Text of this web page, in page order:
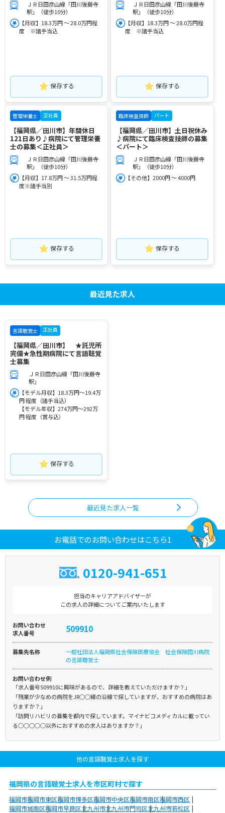
ＪＲ日田彦山線「田川後藤寺
駅」（徒歩10分）
【月収】18.3万円 ～ 28.0万円程
度 ※諸手当込
保存する
ＪＲ日田彦山線「田川後藤寺
駅」（徒歩10分）
【月収】18.3万円 ～ 28.0万円程
度 ※諸手当込
保存する
管理栄養士 正社員
【福岡県／田川市】年間休日
121日あり♪病院にて管理栄養
士の募集＜正社員＞
ＪＲ日田彦山線「田川後藤寺
駅」（徒歩10分）
【月収】17.8万円 ～ 31.5万円程
度※諸手当別
保存する
臨床検査技師 パート
【福岡県／田川市】土日祝休み
♪病院にて臨床検査技師の募集
＜パート＞
ＪＲ日田彦山線「田川後藤寺
駅」（徒歩10分）
【その他】2000円 ～ 4000円
保存する
最近見た求人
言語聴覚士 正社員
【福岡県／田川市】 ★託児所
完備★急性期病院にて言語聴覚
士募集
ＪＲ日田彦山線「田川後藤寺
駅」
【モデル月収】18.3万円～19.4万
円 程度（諸手当込）
【モデル年収】274万円～292万
円 程度（賞与込）
保存する
最近見た求人一覧
お電話でのお問い合わせはこちら1
0120-941-651
担当のキャリアアドバイザーが
この求人の詳細についてご案内いたします
お問い合わせ
求人番号
509910
募集先名称
一般社団法人福岡県社会保険医療協会 社会保険田川病院
の言語聴覚士
お問い合わせ例
「求人番号509910に興味があるので、詳細を教えていただけますか？」
「残業が少なめの病院をJR○○線の沿線で探していますが、おすすめの病院はあ
りますか？」
「訪問リハビリの募集を都内で探しています。マイナビコメディカルに載ってい
る○○○○○以外におすすめの求人はありますか？」
他の言語聴覚士求人を探す
福岡県の言語聴覚士求人を市区町村で探す
福岡市福岡市東区福岡市博多区福岡市中央区福岡市南区福岡市西区
福岡市城南区福岡市早良区北九州市北九州市門司区北九州市若松区